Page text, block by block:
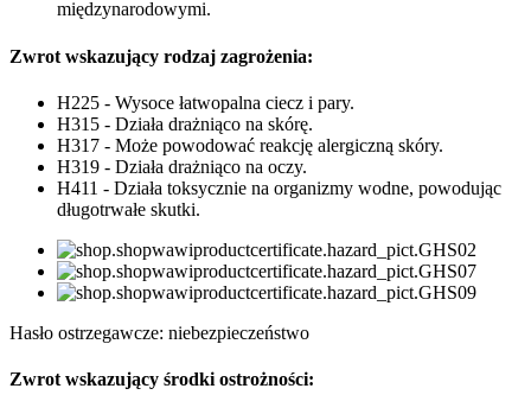
międzynarodowymi.
Zwrot wskazujący rodzaj zagrożenia:
H225 - Wysoce łatwopalna ciecz i pary.
H315 - Działa drażniąco na skórę.
H317 - Może powodować reakcję alergiczną skóry.
H319 - Działa drażniąco na oczy.
H411 - Działa toksycznie na organizmy wodne, powodując
długotrwałe skutki.
Hasło ostrzegawcze: niebezpieczeństwo
Zwrot wskazujący środki ostrożności: